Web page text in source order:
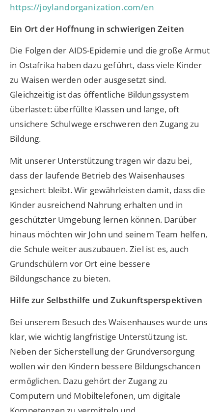
https://joylandorganization.com/en
Ein Ort der Hoffnung in schwierigen Zeiten
Die Folgen der AIDS-Epidemie und die große Armut
in Ostafrika haben dazu geführt, dass viele Kinder
zu Waisen werden oder ausgesetzt sind.
Gleichzeitig ist das öffentliche Bildungssystem
überlastet: überfüllte Klassen und lange, oft
unsichere Schulwege erschweren den Zugang zu
Bildung.
Mit unserer Unterstützung tragen wir dazu bei,
dass der laufende Betrieb des Waisenhauses
gesichert bleibt. Wir gewährleisten damit, dass die
Kinder ausreichend Nahrung erhalten und in
geschützter Umgebung lernen können. Darüber
hinaus möchten wir John und seinem Team helfen,
die Schule weiter auszubauen. Ziel ist es, auch
Grundschülern vor Ort eine bessere
Bildungschance zu bieten.
Hilfe zur Selbsthilfe und Zukunftsperspektiven
Bei unserem Besuch des Waisenhauses wurde uns
klar, wie wichtig langfristige Unterstützung ist.
Neben der Sicherstellung der Grundversorgung
wollen wir den Kindern bessere Bildungschancen
ermöglichen. Dazu gehört der Zugang zu
Computern und Mobiltelefonen, um digitale